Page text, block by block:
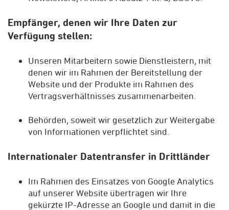
Empfänger, denen wir Ihre Daten zur
Verfügung stellen:
Unseren Mitarbeitern sowie Dienstleistern, mit
denen wir im Rahmen der Bereitstellung der
Website und der Produkte im Rahmen des
Vertragsverhältnisses zusammenarbeiten.
Behörden, soweit wir gesetzlich zur Weitergabe
von Informationen verpflichtet sind.
Internationaler Datentransfer in Drittländer
Im Rahmen des Einsatzes von Google Analytics
auf unserer Website übertragen wir Ihre
gekürzte IP-Adresse an Google und damit in die